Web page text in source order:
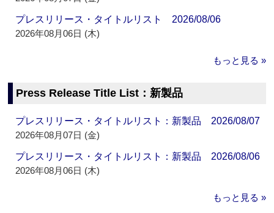
プレスリリース・タイトルリスト 2026/08/06
2026年08月06日 (木)
もっと見る »
Press Release Title List：新製品
プレスリリース・タイトルリスト：新製品 2026/08/07
2026年08月07日 (金)
プレスリリース・タイトルリスト：新製品 2026/08/06
2026年08月06日 (木)
もっと見る »